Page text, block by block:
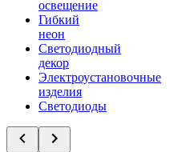
освещение
Гибкий
неон
Светодиодный
декор
Электроустановочные
изделия
Светодиоды